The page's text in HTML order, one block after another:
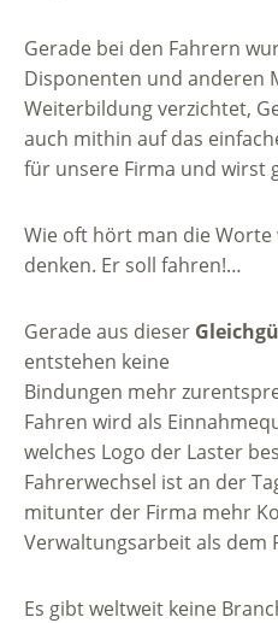
Gerade bei den Fahrern
Disponenten und anderen
Weiterbildung verzichtet,
auch mithin auf das
für unsere Firma und wirst
Wie oft hört man die
denken. Er soll fahren!…
Gerade aus dieser
entstehen keine
Bindungen mehr
Fahren wird als
welches Logo der Laster
Fahrerwechsel ist an der
mitunter der Firma mehr
Verwaltungsarbeit als dem
Es gibt weltweit keine